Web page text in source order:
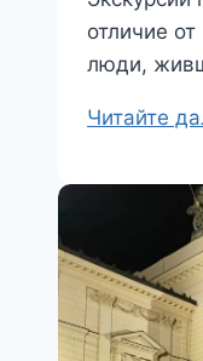
отличие
люди,
Читайте